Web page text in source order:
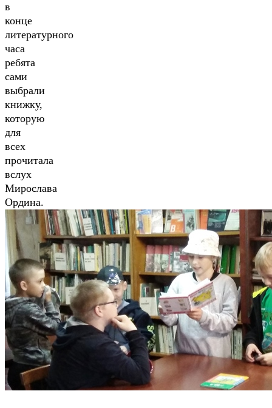
в
конце
литературного
часа
ребята
сами
выбрали
книжку,
которую
для
всех
прочитала
вслух
Мирослава
Ордина.